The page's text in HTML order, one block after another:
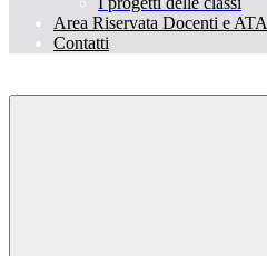
Area Riservata Docenti e ATA
Contatti